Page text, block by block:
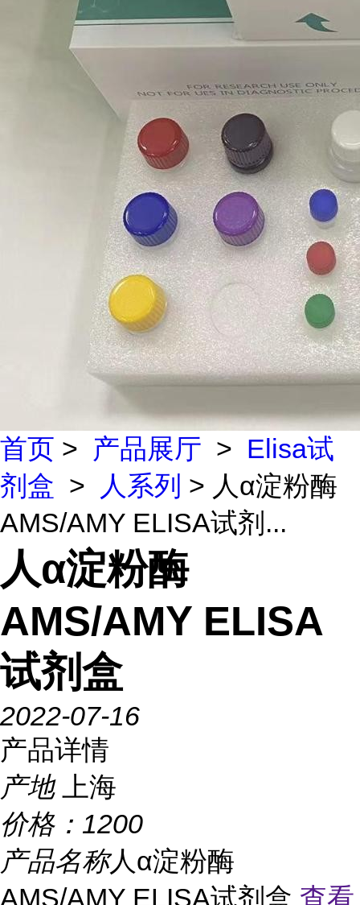
首页 > 产品展厅 > Elisa试
剂盒 > 人系列 > 人α淀粉酶
AMS/AMY ELISA试剂...
人α淀粉酶
AMS/AMY ELISA
试剂盒
2022-07-16
产品详情
产地
上海
价格： 1200
产品名称人α淀粉酶
AMS/AMY ELISA试剂盒 查看